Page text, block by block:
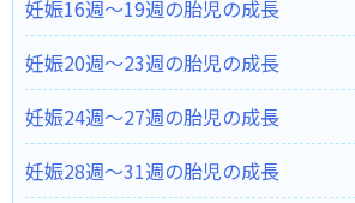
妊娠16週～19週の胎児の成長
妊娠20週～23週の胎児の成長
妊娠24週～27週の胎児の成長
妊娠28週～31週の胎児の成長